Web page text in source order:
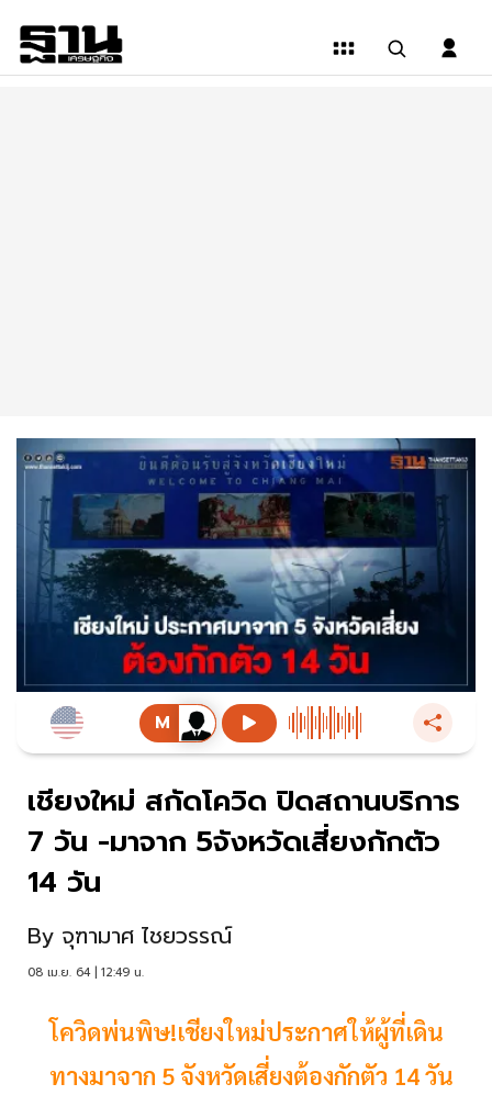
เชียงใหม่ สกัดโควิด ปิดสถานบริการ
7 วัน -มาจาก 5จังหวัดเสี่ยงกักตัว
14 วัน
By จุฑามาศ ไชยวรรณ์
08 เม.ย. 64 | 12:49 น.
โควิดพ่นพิษ!เชียงใหม่ประกาศให้ผู้ที่เดิน
ทางมาจาก 5 จังหวัดเสี่ยงต้องกักตัว 14 วัน